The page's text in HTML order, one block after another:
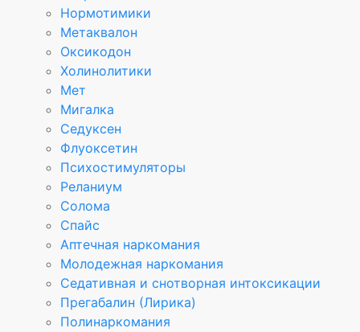
Нормотимики
Метаквалон
Оксикодон
Холинолитики
Мет
Мигалка
Седуксен
Флуоксетин
Психостимуляторы
Реланиум
Солома
Спайс
Аптечная наркомания
Молодежная наркомания
Седативная и снотворная интоксикации
Прегабалин (Лирика)
Полинаркомания